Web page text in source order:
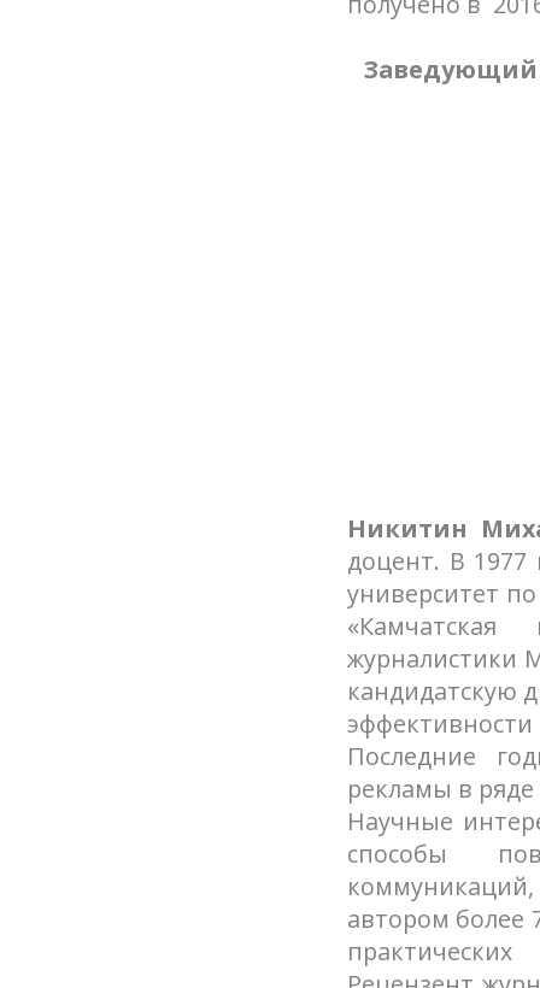
Заведующий
Никитин
доцент. В 1977
университет
«Камчатская
журналистики
кандидатскую
эффективности
Последние
рекламы в
Научные
способы
коммуникаций,
автором более